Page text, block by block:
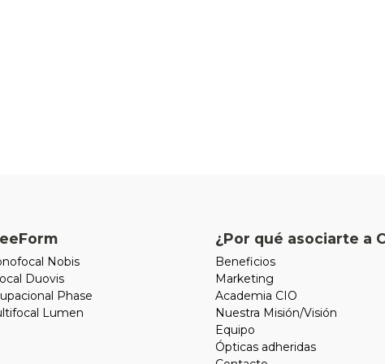
Nobis
Duovis
Phase
Lumen
¿Por qué asociarte a
Beneficios
Marketing
Academia CIO
Nuestra Misión/Visión
Equipo
Ópticas adheridas